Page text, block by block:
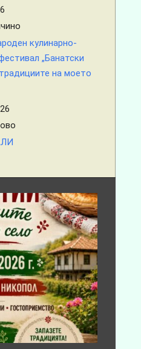
кулинарно-
„Банатски
на моето